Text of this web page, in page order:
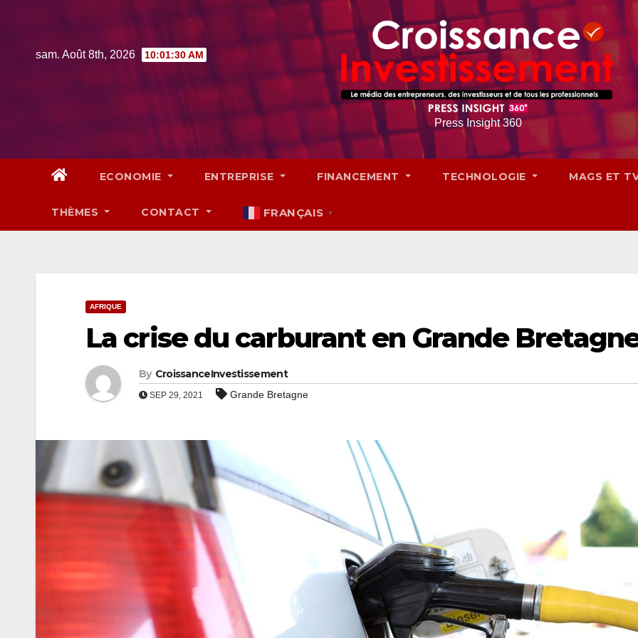
contentsam. Août 8th, 2026 10:01:31 AM
Press Insight 360
ECONOMIE ENTREPRISE FINANCEMENT TECHNOLOGIE MAGS ET
THÈMES CONTACT FRANÇAIS ▼
AFRIQUE
La crise du carburant en Grande
By CroissanceInvestissement
SEP 29, 2021 Grande Bretagne